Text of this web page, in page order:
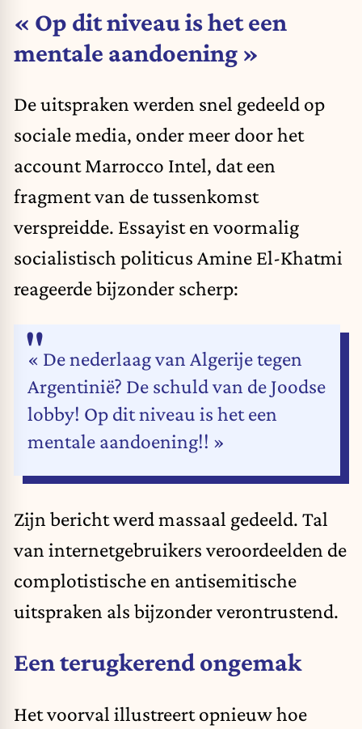
« Op dit niveau is het een
mentale aandoening »
De uitspraken werden snel gedeeld op
sociale media, onder meer door het
account Marrocco Intel, dat een
fragment van de tussenkomst
verspreidde. Essayist en voormalig
socialistisch politicus Amine El-Khatmi
reageerde bijzonder scherp:
« De nederlaag van Algerije tegen
Argentinië? De schuld van de Joodse
lobby! Op dit niveau is het een
mentale aandoening!! »
Zijn bericht werd massaal gedeeld. Tal
van internetgebruikers veroordeelden de
complotistische en antisemitische
uitspraken als bijzonder verontrustend.
Een terugkerend ongemak
Het voorval illustreert opnieuw hoe